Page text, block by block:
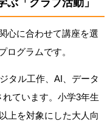
心に合わせて講座を選
ログラムです。
タル工作、AI、データ
ています。小学3年生
上を対象にした大人向